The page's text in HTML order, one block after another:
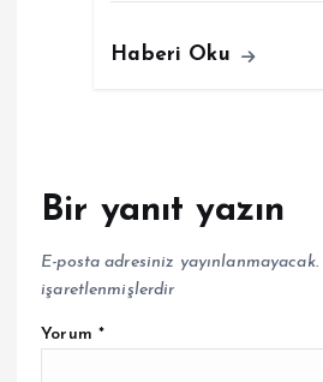
Haberi Oku
Bir yanıt yazın
E-posta adresiniz yayınlanmayacak.
işaretlenmişlerdir
Yorum *